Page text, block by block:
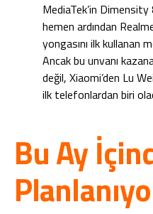
MediaTek’in Dimensity
hemen ardından
yongasını ilk kullanan
Ancak bu unvanı
değil, Xiaomi’den Lu
ilk telefonlardan biri
Bu Ay